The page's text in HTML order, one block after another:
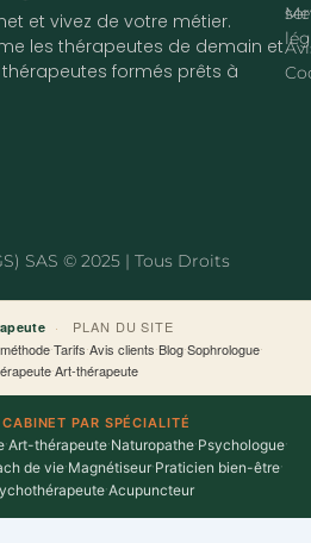
et vivez de votre métier.
les thérapeutes de demain et
formés prêts à
SAS © 2025 | Tous Droits
·
PLAN DU SITE
·Tarifs·Avis clients·Blog·Sophrologue·
·Art-thérapeute
PAR SPÉCIALITÉ
·Art-thérapeute·Naturopathe·Psychologue·
de vie·Magnétiseur·Praticien bien-être·
·Acupuncteur